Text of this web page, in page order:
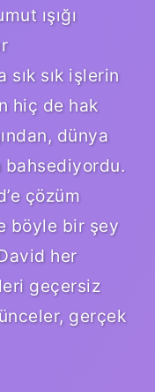
ışığı
sık sık işlerin
hiç de hak
dünya
bahsediyordu.
çözüm
böyle bir şey
her
geçersiz
gerçek